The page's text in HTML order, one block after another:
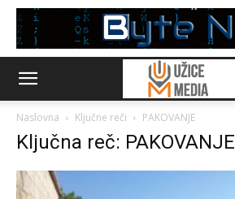
Naslovna Ključne reči PAKOVANJE
Ključna reč: PAKOVANJE